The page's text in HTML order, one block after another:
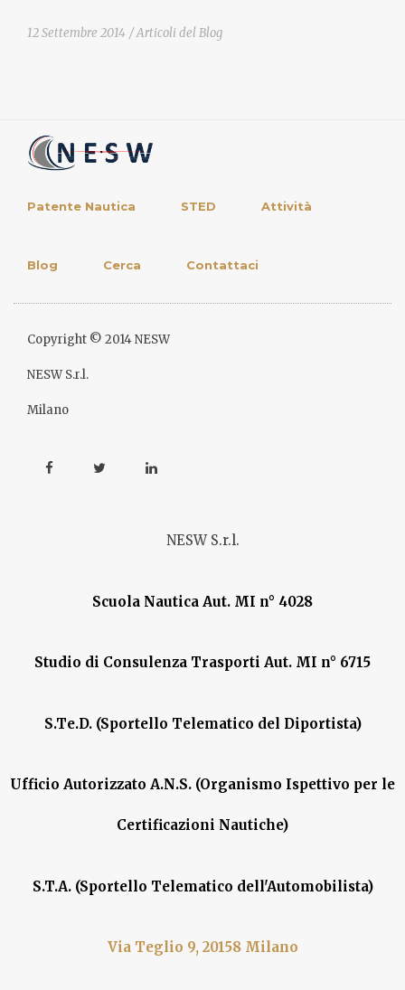
12 Settembre 2014 Articoli del Blog
Patente Nautica STED Attività
Blog Cerca Contattaci
Copyright © 2014 NESW
NESW S.r.l.
Milano
NESW S.r.l.
Scuola Nautica Aut. MI n° 4028
Studio di Consulenza Trasporti Aut. MI n° 6715
S.Te.D. (Sportello Telematico del Diportista)
Ufficio Autorizzato A.N.S. (Organismo Ispettivo per le
Certificazioni Nautiche)
S.T.A. (Sportello Telematico dell'Automobilista)
Via Teglio 9, 20158 Milano